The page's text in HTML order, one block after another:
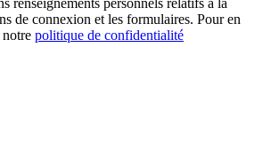
renseignements personnels relatifs à la
de connexion et les formulaires. Pour en
politique de confidentialité